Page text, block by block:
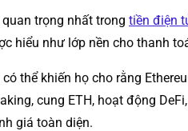
trọng nhất trong tiền điện
hiểu như lớp nền cho thanh
thể khiến họ cho rằng
cung ETH, hoạt động
giá toàn diện.